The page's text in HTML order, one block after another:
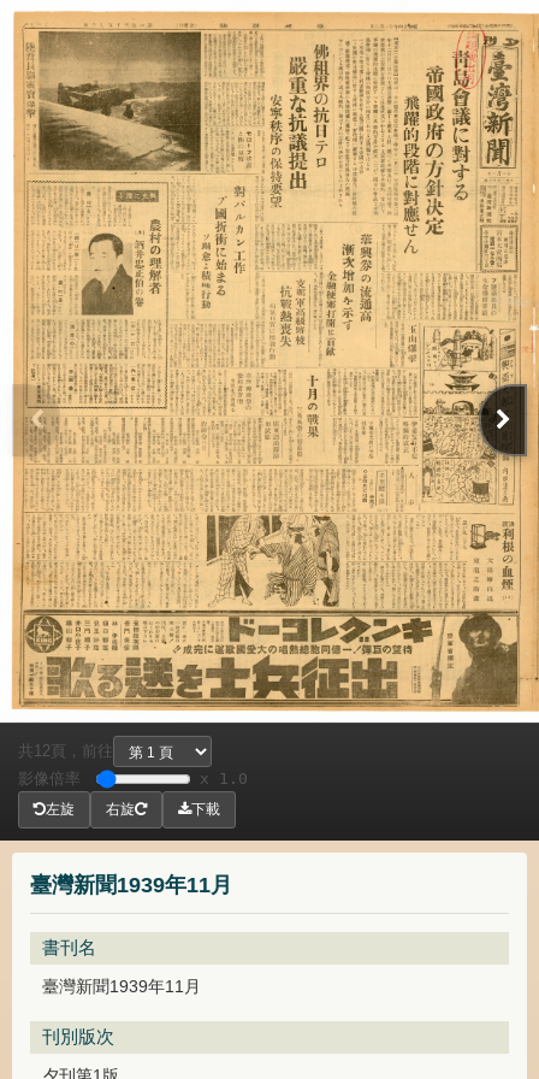
臺灣新聞1939年11月
書刊名
臺灣新聞1939年11月
刊別版次
共 12頁，
前往
影像倍率
x 1.0
左旋 右旋 下載